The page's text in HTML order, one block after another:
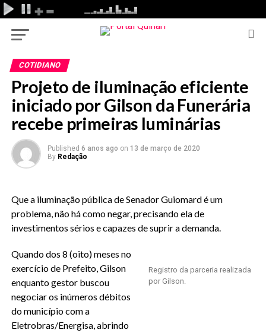
COTIDIANO
Projeto de iluminação eficiente
iniciado por Gilson da Funerária
recebe primeiras luminárias
Published 6 anos ago on 13 de março de 2020
By Redação
Que a iluminação pública de Senador Guiomard é um
problema, não há como negar, precisando ela de
investimentos sérios e capazes de suprir a demanda.
Registro da parceria realizada
por Gilson.
Quando dos 8 (oito) meses no
exercício de Prefeito, Gilson
enquanto gestor buscou
negociar os inúmeros débitos
do município com a
Eletrobras/Energisa, abrindo